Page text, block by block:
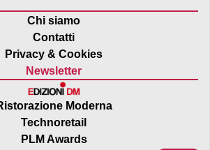
Chi siamo
Contatti
Privacy & Cookies
Newsletter
Moderna
Technoretail
PLM Awards